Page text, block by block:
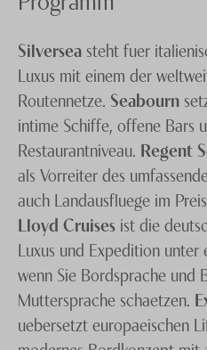
Silverseasteht fuer
Luxus mit einem der
Routennetze. Seabourn
intime Schiffe, offene Bars
Restaurantniveau. Regent
als Vorreiter des
auch Landausfluege im
Lloyd Cruises ist die
Luxus und Expedition unter
wenn Sie Bordsprache und
Muttersprache schaetzen.
uebersetzt europaeischen